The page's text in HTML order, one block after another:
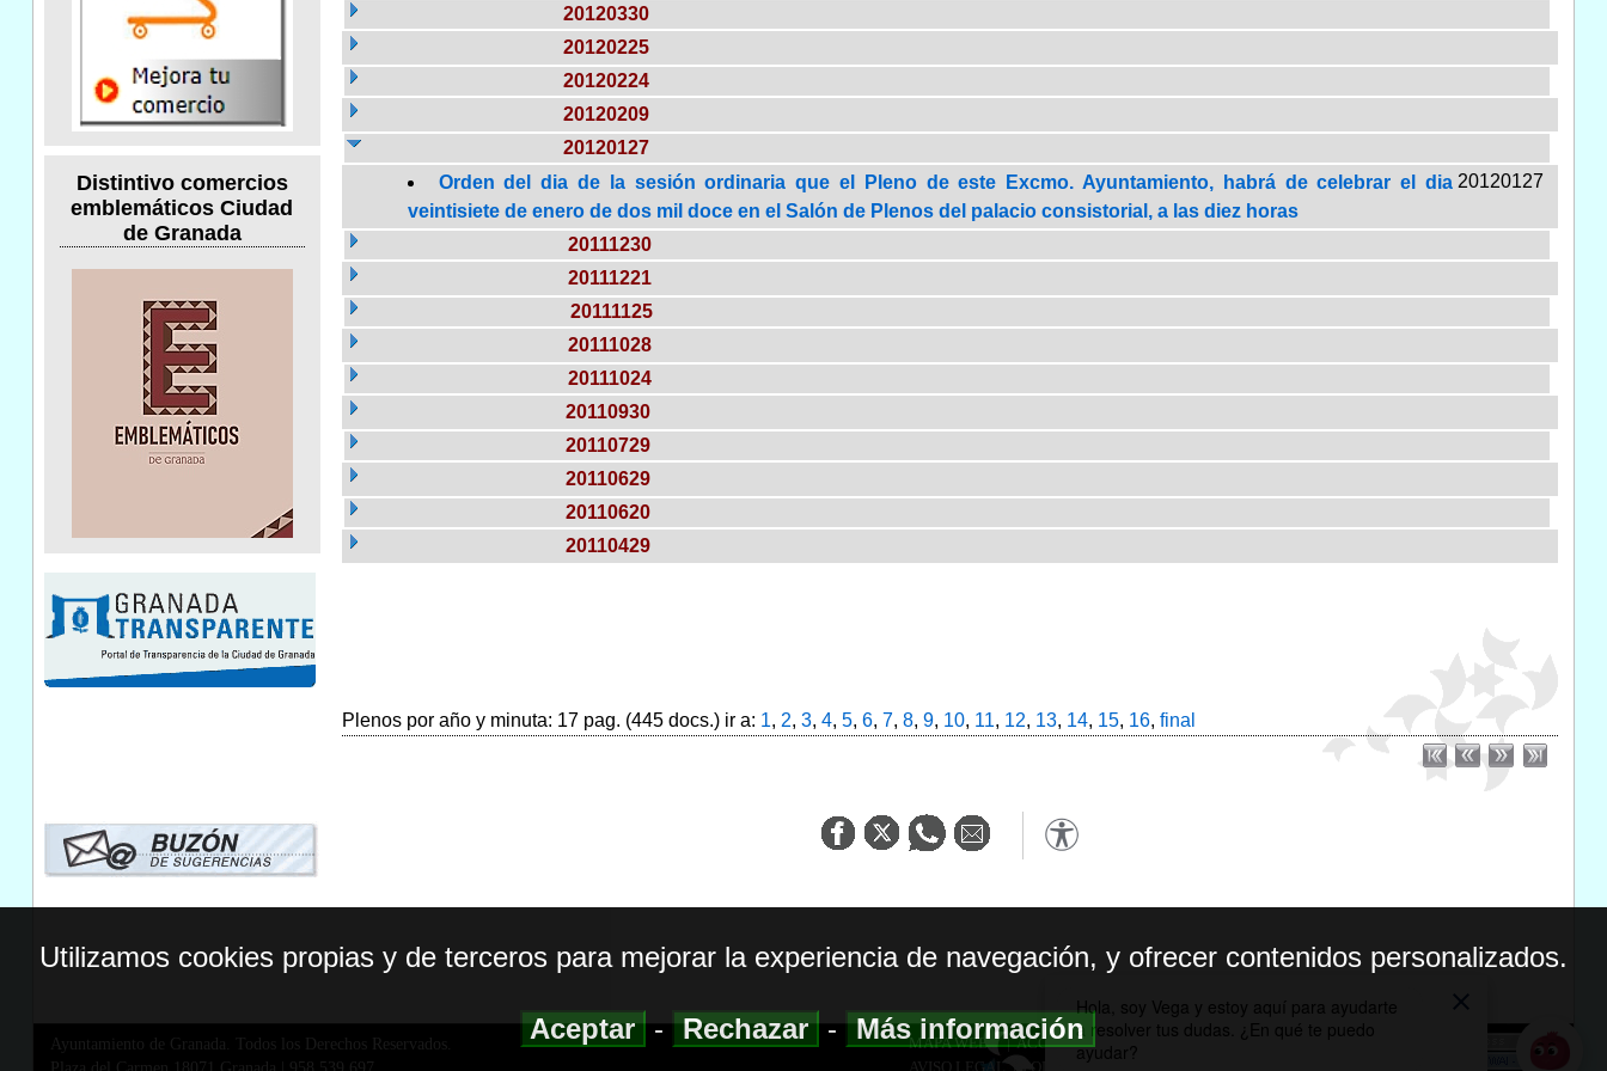
Distintivo comercios
emblemáticos Ciudad
de Granada
20120330
20120225
20120224
20120209
20120127
Orden del dia de la sesión ordinaria que el Pleno de este Excmo. Ayuntamiento, habrá de celebrar el dia
veintisiete de enero de dos mil doce en el Salón de Plenos del palacio consistorial, a las diez horas
20120127
20111230
20111221
20111125
20111028
20111024
20110930
20110729
20110629
20110620
20110429
Plenos por año y minuta: 17 pag. (445 docs.) ir a: 1, 2, 3, 4, 5, 6, 7, 8, 9, 10, 11, 12, 13, 14, 15, 16, final
Ayuntamiento de Granada. Todos los Derechos Reservados.
MAPA WEB|ACCESIBILIDAD
AVISO LEGAL| POLITICA DE PRIVACIDAD
Utilizamos cookies propias y de terceros para mejorar la experiencia de navegación, y ofrecer contenidos personalizados.
Aceptar-Rechazar-Más información